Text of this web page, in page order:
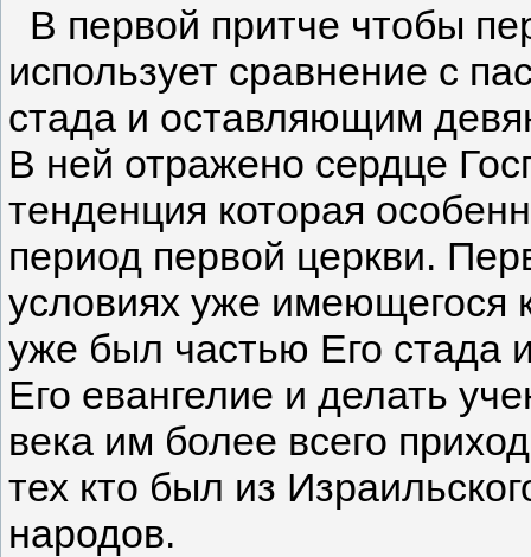
В первой притче чтобы
использует сравнение с
стада и оставляющим
В ней отражено сердце
тенденция которая
период первой церкви.
условиях уже имеющегося
уже был частью Его стада
Его евангелие и делать
века им более всего
тех кто был из
народов.